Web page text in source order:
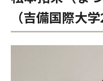
（吉備国際大学